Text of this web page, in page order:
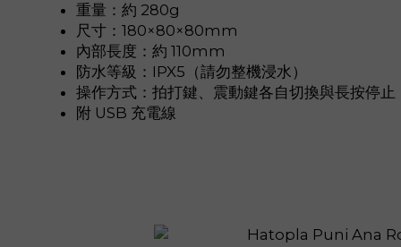
重量：約 280g
尺寸：180×80×80mm
內部長度：約 110mm
防水等級：IPX5（請勿整機浸水）
操作方式：拍打鍵、震動鍵各自切換與長按停止
附 USB 充電線